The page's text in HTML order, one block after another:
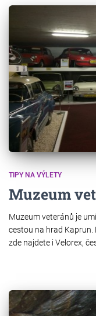
TIPY NA VÝLETY
Muzeum
Muzeum veteránů je
cestou na hrad Kaprun.
zde najdete i Velorex,